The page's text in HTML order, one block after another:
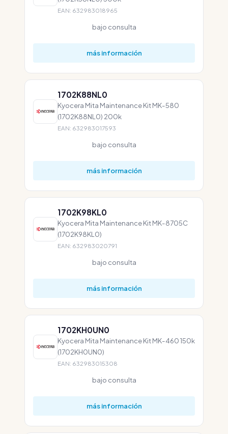
EAN: 632983018965
bajo consulta
más información
1702K88NL0
Kyocera Mita Maintenance Kit MK-580
(1702K88NL0) 200k
EAN: 632983017593
bajo consulta
más información
1702K98KL0
Kyocera Mita Maintenance Kit MK-8705C
(1702K98KL0)
EAN: 632983020791
bajo consulta
más información
1702KH0UN0
Kyocera Mita Maintenance Kit MK-460 150k
(1702KH0UN0)
EAN: 632983015308
bajo consulta
más información